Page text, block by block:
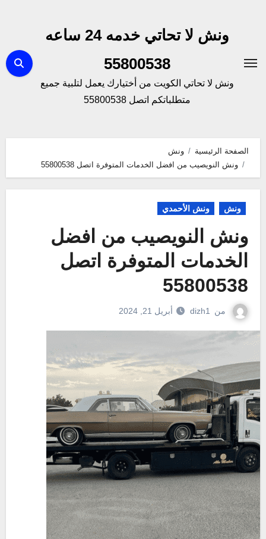
ونش لا تحاتي خدمه 24 ساعه
55800538
ونش لا تحاتي الكويت من أختيارك يعمل لتلبية جميع
متطلباتكم اتصل 55800538
الصفحة الرئيسية
ونش
ونش النويصيب من افضل الخدمات المتوفرة اتصل 55800538
ونش ونش الأحمدي
ونش النويصيب من افضل
الخدمات المتوفرة اتصل
55800538
من dizh1 أبريل 21, 2024